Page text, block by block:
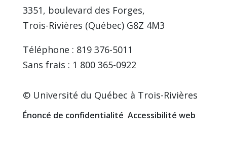
3351, boulevard des Forges,
Trois-Rivières (Québec) G8Z 4M3
Téléphone : 819 376-5011
Sans frais : 1 800 365-0922
© Université du Québec à Trois-Rivières
Énoncé de confidentialité Accessibilité web